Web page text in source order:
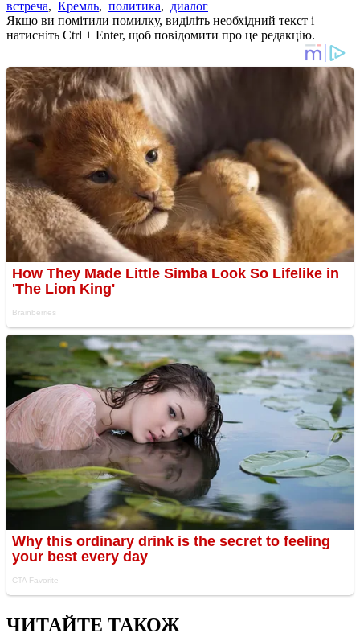
встреча, Кремль, политика, диалог
Якщо ви помітили помилку, виділіть необхідний текст і
натисніть Ctrl + Enter, щоб повідомити про це редакцію.
ЧИТАЙТЕ ТАКОЖ